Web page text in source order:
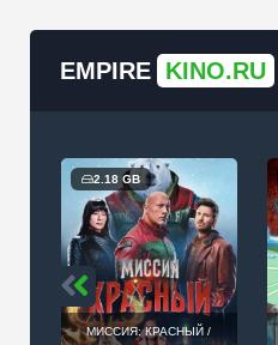
EMPIRE KINO.RU
2.18 GB
МИССИЯ: КРАСНЫЙ /